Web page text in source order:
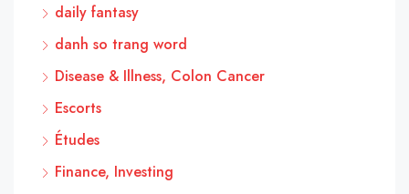
daily fantasy
danh so trang word
Disease & Illness, Colon Cancer
Escorts
Études
Finance, Investing